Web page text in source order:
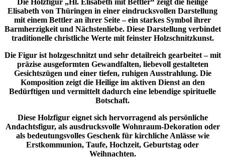
Die Holzfigur „Hl. Elisabeth mit Bettler“ zeigt die heilige
Elisabeth von Thüringen in einer eindrucksvollen Darstellung
mit einem Bettler an ihrer Seite – ein starkes Symbol ihrer
Barmherzigkeit und Nächstenliebe. Diese Darstellung verbindet
traditionelle christliche Werte mit feinster Holzschnitzkunst.
Die Figur ist holzgeschnitzt und sehr detailreich gearbeitet – mit
präzise ausgeformten Gewandfalten, liebevoll gestalteten
Gesichtszügen und einer tiefen, ruhigen Ausstrahlung. Die
Komposition zeigt die Heilige im aktiven Dienst an den
Bedürftigen und vermittelt dadurch eine lebendige spirituelle
Botschaft.
Diese Holzfigur eignet sich hervorragend als persönliche
Andachtsfigur, als ausdrucksvolle Wohnraum-Dekoration oder
als bedeutungsvolles Geschenk für kirchliche Anlässe wie
Erstkommunion, Taufe, Hochzeit, Geburtstag oder
Weihnachten.